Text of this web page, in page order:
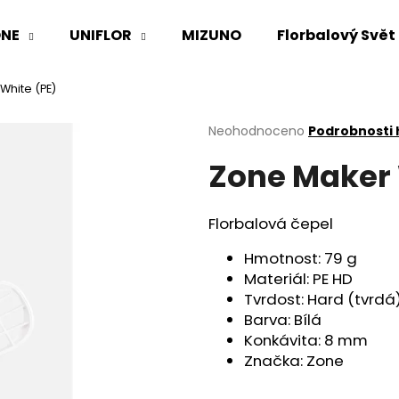
UNIFLOR MIZUNO Florbalový Svět
(PE)
Průměrné
produktu
je
z
5
Neohodnoceno Podrobnosti
Zone
Florbalová čepel
Hmotnost: 79 g
Materiál: PE HD
Tvrdost: Hard
Barva: Bílá
Konkávita: 8 mm
Značka: Zone
Co potřebujete najít?
HLEDAT